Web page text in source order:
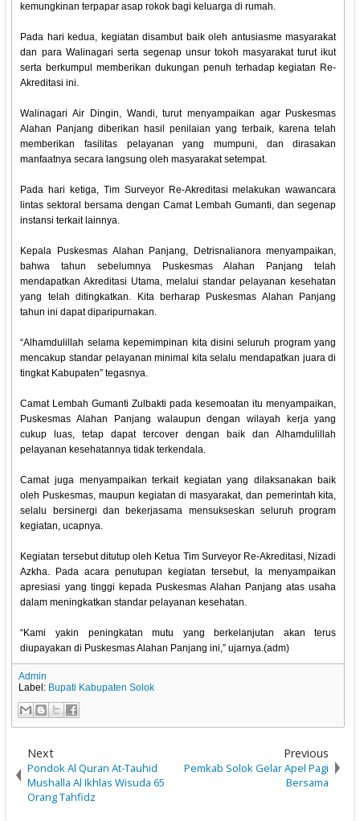
kemungkinan terpapar asap rokok bagi keluarga di rumah.
Pada hari kedua, kegiatan disambut baik oleh antusiasme masyarakat
dan para Walinagari serta segenap unsur tokoh masyarakat turut ikut
serta berkumpul memberikan dukungan penuh terhadap kegiatan Re-
Akreditasi ini.
Walinagari Air Dingin, Wandi, turut menyampaikan agar Puskesmas
Alahan Panjang diberikan hasil penilaian yang terbaik, karena telah
memberikan fasilitas pelayanan yang mumpuni, dan dirasakan
manfaatnya secara langsung oleh masyarakat setempat.
Pada hari ketiga, Tim Surveyor Re-Akreditasi melakukan wawancara
lintas sektoral bersama dengan Camat Lembah Gumanti, dan segenap
instansi terkait lainnya.
Kepala Puskesmas Alahan Panjang, Detrisnalianora menyampaikan,
bahwa tahun sebelumnya Puskesmas Alahan Panjang telah
mendapatkan Akreditasi Utama, melalui standar pelayanan kesehatan
yang telah ditingkatkan. Kita berharap Puskesmas Alahan Panjang
tahun ini dapat diparipurnakan.
“Alhamdulillah selama kepemimpinan kita disini seluruh program yang
mencakup standar pelayanan minimal kita selalu mendapatkan juara di
tingkat Kabupaten” tegasnya.
Camat Lembah Gumanti Zulbakti pada kesemoatan itu menyampaikan,
Puskesmas Alahan Panjang walaupun dengan wilayah kerja yang
cukup luas, tetap dapat tercover dengan baik dan Alhamdulillah
pelayanan kesehatannya tidak terkendala.
Camat juga menyampaikan terkait kegiatan yang dilaksanakan baik
oleh Puskesmas, maupun kegiatan di masyarakat, dan pemerintah kita,
selalu bersinergi dan bekerjasama mensukseskan seluruh program
kegiatan, ucapnya.
Kegiatan tersebut ditutup oleh Ketua Tim Surveyor Re-Akreditasi, Nizadi
Azkha. Pada acara penutupan kegiatan tersebut, Ia menyampaikan
apresiasi yang tinggi kepada Puskesmas Alahan Panjang atas usaha
dalam meningkatkan standar pelayanan kesehatan.
“Kami yakin peningkatan mutu yang berkelanjutan akan terus
diupayakan di Puskesmas Alahan Panjang ini,” ujarnya.(adm)
Admin
Label: Bupati Kabupaten Solok
Next
Pondok Al Quran At-Tauhid
Mushalla Al Ikhlas Wisuda 65
Orang Tahfidz
Previous
Pemkab Solok Gelar Apel Pagi
Bersama